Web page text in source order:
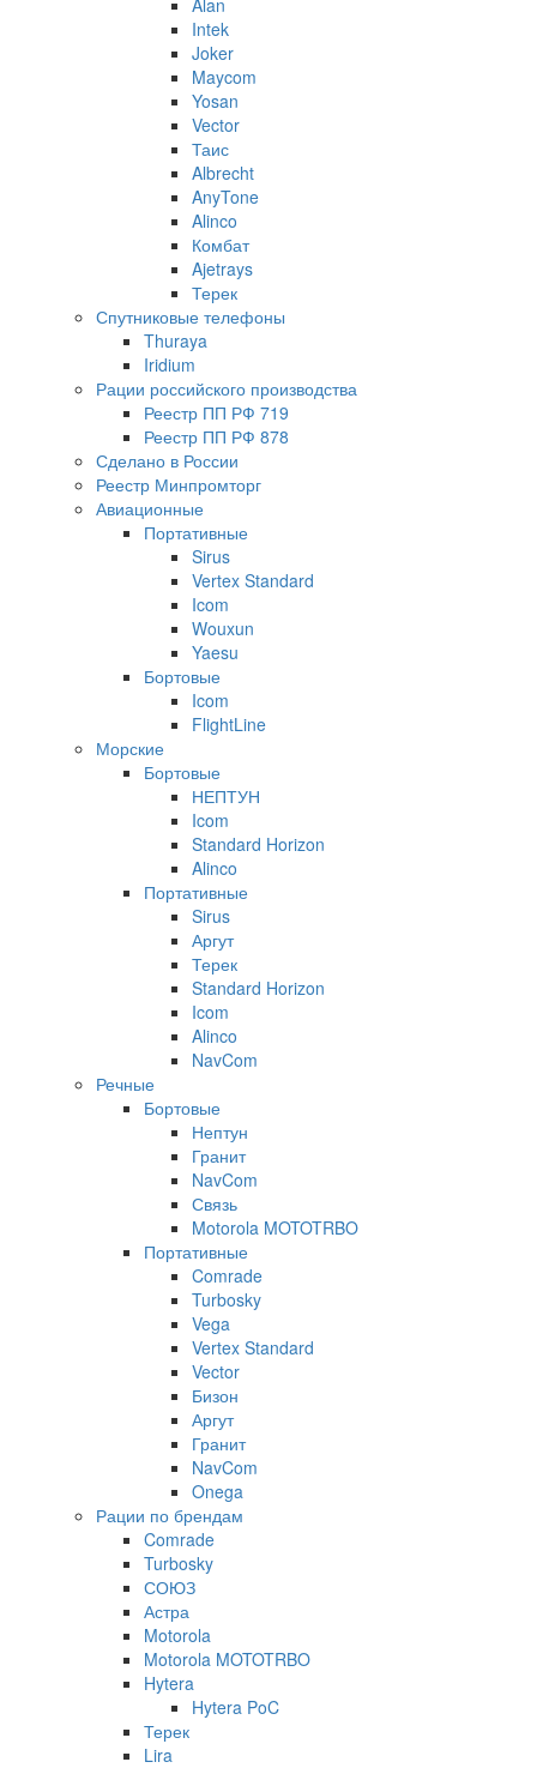
Intek
Joker
Maycom
Yosan
Vector
Таис
Albrecht
AnyTone
Alinco
Комбат
Ajetrays
Терек
Спутниковые телефоны
Thuraya
Iridium
Рации российского производства
Реестр ПП РФ 719
Реестр ПП РФ 878
Сделано в России
Реестр Минпромторг
Авиационные
Портативные
Sirus
Vertex Standard
Icom
Wouxun
Yaesu
Бортовые
Icom
FlightLine
Морские
Бортовые
НЕПТУН
Icom
Standard Horizon
Alinco
Портативные
Sirus
Аргут
Терек
Standard Horizon
Icom
Alinco
NavCom
Речные
Бортовые
Нептун
Гранит
NavCom
Связь
Motorola MOTOTRBO
Портативные
Comrade
Turbosky
Vega
Vertex Standard
Vector
Бизон
Аргут
Гранит
NavCom
Onega
Рации по брендам
Comrade
Turbosky
СОЮЗ
Астра
Motorola
Motorola MOTOTRBO
Hytera
Hytera PoC
Терек
Lira